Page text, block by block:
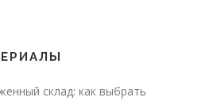
склад: как выбрать